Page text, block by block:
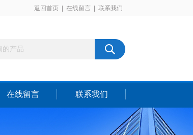
返回首页 在线留言 联系我们
在线留言 联系我们